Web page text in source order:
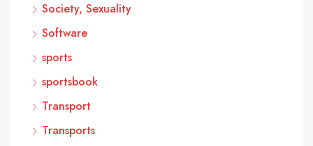
Society, Sexuality
Software
sports
sportsbook
Transport
Transports